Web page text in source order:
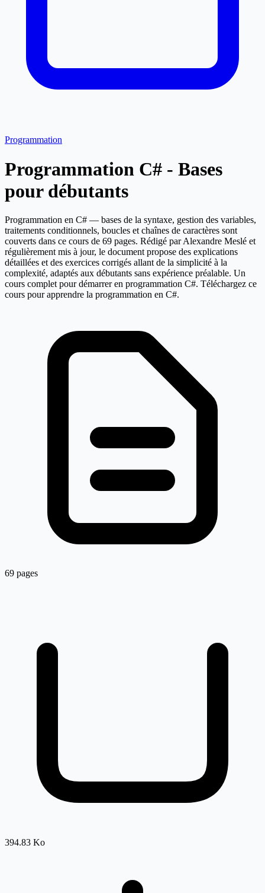
Programmation
Programmation C# - Bases
pour débutants
Programmation en C# — bases de la syntaxe, gestion des variables,
traitements conditionnels, boucles et chaînes de caractères sont
couverts dans ce cours de 69 pages. Rédigé par Alexandre Meslé et
régulièrement mis à jour, le document propose des explications
détaillées et des exercices corrigés allant de la simplicité à la
complexité, adaptés aux débutants sans expérience préalable. Un
cours complet pour démarrer en programmation C#. Téléchargez ce
cours pour apprendre la programmation en C#.
69 pages
394.83 Ko